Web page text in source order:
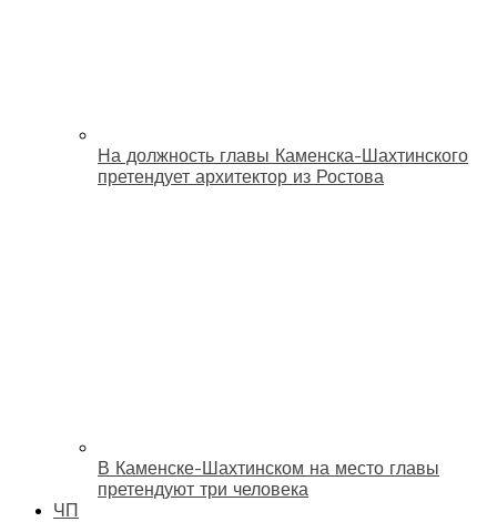
На должность главы Каменска-Шахтинского
претендует архитектор из Ростова
В Каменске-Шахтинском на место главы
претендуют три человека
ЧП